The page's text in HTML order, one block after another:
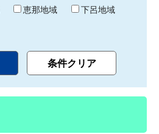
恵那地域
下呂地域